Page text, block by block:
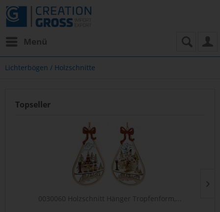
Menü
Lichterbögen / Holzschnitte
Topseller
0030060 Holzschnitt Hänger Tropfenform,...